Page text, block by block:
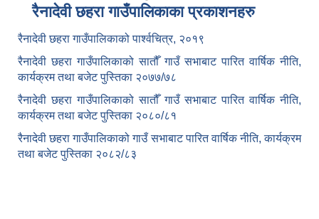
रैनादेवी छहरा गाउँपालिकाका प्रकाशनहरु
रैनादेवी छहरा गाउँपालिकाको पार्श्वचित्र, २०१९
रैनादेवी छहरा गाउँपालिकाको सातौँ गाउँ सभाबाट पारित वार्षिक नीति,
कार्यक्रम तथा बजेट पुस्तिका २०७७/७८
रैनादेवी छहरा गाउँपालिकाको सातौँ गाउँ सभाबाट पारित वार्षिक नीति,
कार्यक्रम तथा बजेट पुस्तिका २०८०/८१
रैनादेवी छहरा गाउँपालिकाको गाउँ सभाबाट पारित वार्षिक नीति, कार्यक्रम
तथा बजेट पुस्तिका २०८२/८३